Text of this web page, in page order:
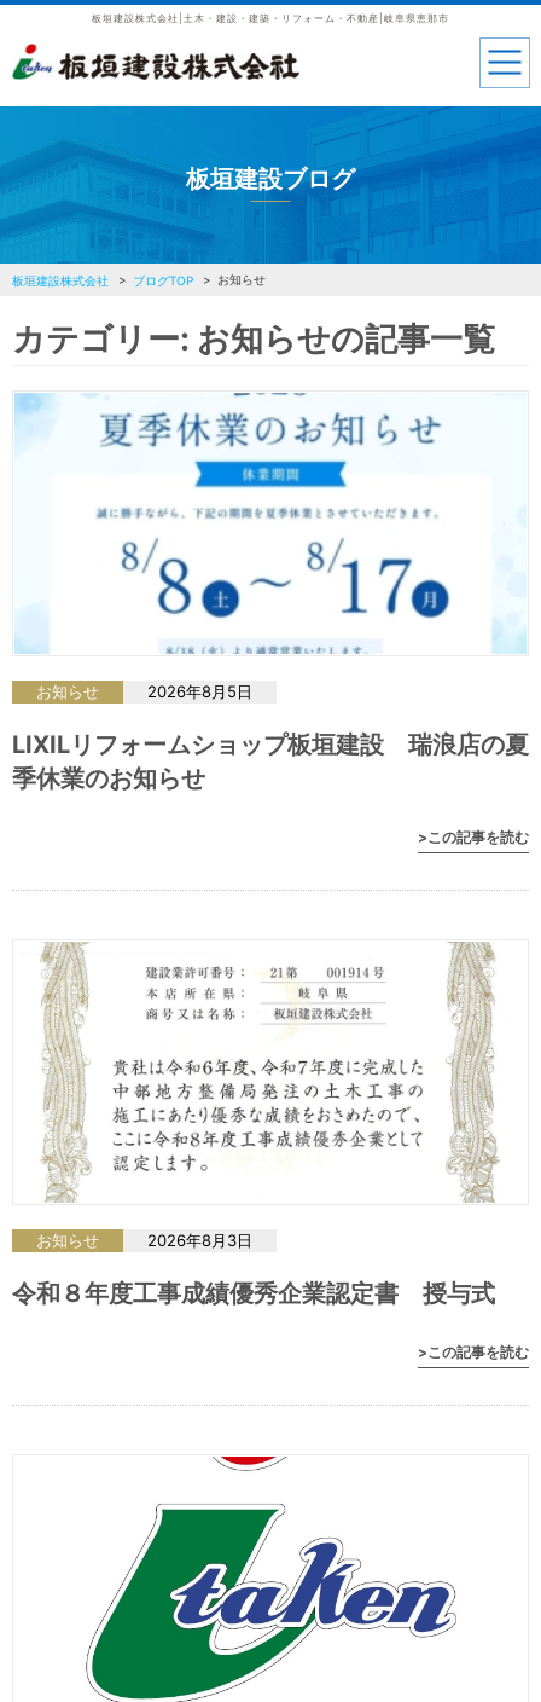
板垣建設株式会社|土木・建設・建築・リフォーム・不動産|岐阜県恵那市
板垣建設ブログ
板垣建設株式会社 ブログTOP お知らせ
カテゴリー: お知らせの記事一覧
お知らせ 2026年8月5日
LIXILリフォームショップ板垣建設 瑞浪店の夏
季休業のお知らせ
>この記事を読む
お知らせ 2026年8月3日
令和８年度工事成績優秀企業認定書 授与式
>この記事を読む